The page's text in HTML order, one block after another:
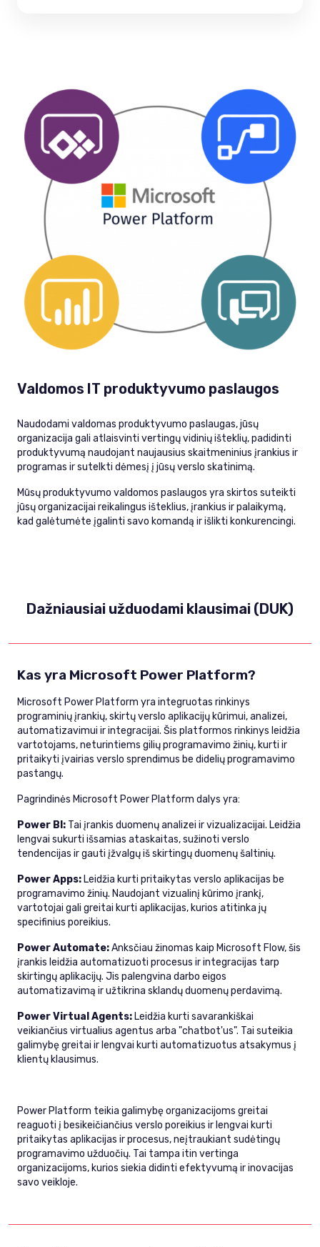
Valdomos IT produktyvumo paslaugos
Naudodami valdomas produktyvumo paslaugas, jūsų
organizacija gali atlaisvinti vertingų vidinių išteklių, padidinti
produktyvumą naudojant naujausius skaitmeninius įrankius ir
programas ir sutelkti dėmesį į jūsų verslo skatinimą.
Mūsų produktyvumo valdomos paslaugos yra skirtos suteikti
jūsų organizacijai reikalingus išteklius, įrankius ir palaikymą,
kad galėtumėte įgalinti savo komandą ir išlikti konkurencingi.
Dažniausiai užduodami klausimai (DUK)
Kas yra Microsoft Power Platform?
Microsoft Power Platform yra integruotas rinkinys
programinių įrankių, skirtų verslo aplikacijų kūrimui, analizei,
automatizavimui ir integracijai. Šis platformos rinkinys leidžia
vartotojams, neturintiems gilių programavimo žinių, kurti ir
pritaikyti įvairias verslo sprendimus be didelių programavimo
pastangų.
Pagrindinės Microsoft Power Platform dalys yra:
Power BI: Tai įrankis duomenų analizei ir vizualizacijai. Leidžia
lengvai sukurti išsamias ataskaitas, sužinoti verslo
tendencijas ir gauti įžvalgų iš skirtingų duomenų šaltinių.
Power Apps: Leidžia kurti pritaikytas verslo aplikacijas be
programavimo žinių. Naudojant vizualinį kūrimo įrankį,
vartotojai gali greitai kurti aplikacijas, kurios atitinka jų
specifinius poreikius.
Power Automate:Anksčiau žinomas kaip Microsoft Flow, šis
įrankis leidžia automatizuoti procesus ir integracijas tarp
skirtingų aplikacijų. Jis palengvina darbo eigos
automatizavimą ir užtikrina sklandų duomenų perdavimą.
Power Virtual Agents: Leidžia kurti savarankiškai
veikiančius virtualius agentus arba "chatbot'us". Tai suteikia
galimybę greitai ir lengvai kurti automatizuotus atsakymus į
klientų klausimus.
Power Platform teikia galimybę organizacijoms greitai
reaguoti į besikeičiančius verslo poreikius ir lengvai kurti
pritaikytas aplikacijas ir procesus, neįtraukiant sudėtingų
programavimo užduočių. Tai tampa itin vertinga
organizacijoms, kurios siekia didinti efektyvumą ir inovacijas
savo veikloje.